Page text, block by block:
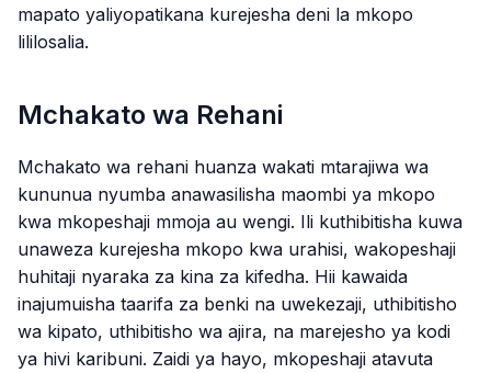
mapato yaliyopatikana kurejesha deni la mkopo
lililosalia.
Mchakato wa Rehani
Mchakato wa rehani huanza wakati mtarajiwa wa
kununua nyumba anawasilisha maombi ya mkopo
kwa mkopeshaji mmoja au wengi. Ili kuthibitisha kuwa
unaweza kurejesha mkopo kwa urahisi, wakopeshaji
huhitaji nyaraka za kina za kifedha. Hii kawaida
inajumuisha taarifa za benki na uwekezaji, uthibitisho
wa kipato, uthibitisho wa ajira, na marejesho ya kodi
ya hivi karibuni. Zaidi ya hayo, mkopeshaji atavuta